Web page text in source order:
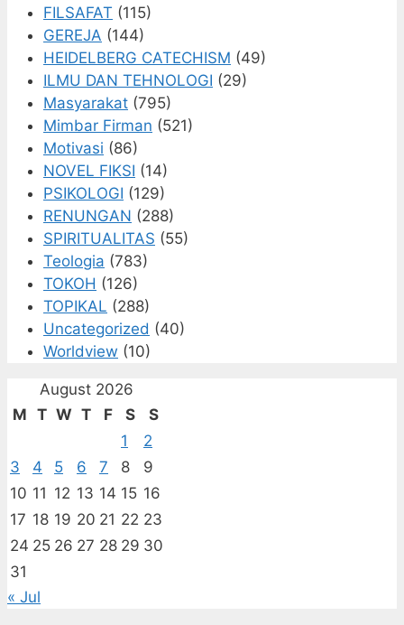
FILSAFAT (115)
GEREJA (144)
HEIDELBERG CATECHISM (49)
ILMU DAN TEHNOLOGI (29)
Masyarakat (795)
Mimbar Firman (521)
Motivasi (86)
NOVEL FIKSI (14)
PSIKOLOGI (129)
RENUNGAN (288)
SPIRITUALITAS (55)
Teologia (783)
TOKOH (126)
TOPIKAL (288)
Uncategorized (40)
Worldview (10)
August 2026
M T W T F S
S
1
2
3
4 5 6 7 8
9
10 11 12 13 14 15 16
17 18 19 20 21 22 23
24 25 26 27 28 29 30
31
« Jul